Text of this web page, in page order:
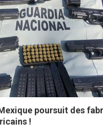
poursuit des
!